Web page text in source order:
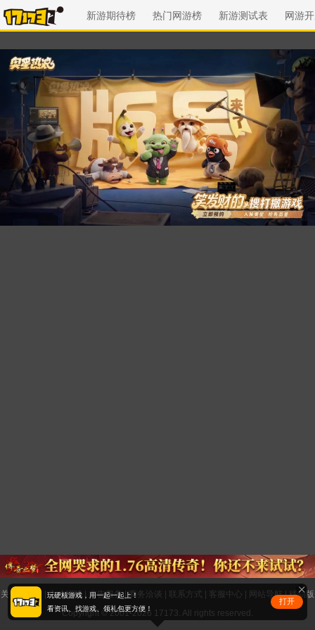
新游期待榜 热门网游榜 新游测试表 网游
关于17173 |人才招聘 广告服务|商务洽谈 联系方式 客服中心 网站导航|移动版
Copyright © 2001-2026 17173. All rights reserved.
玩硬核游戏，用一起一起上！
看资讯、找游戏、领礼包更方便！
打开